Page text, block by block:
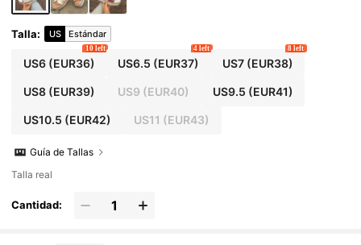
lias blancas, Ramadán
Talla: US Estándar
US6(EUR36)
10 left
US6.5 (EUR37)
4 left
US7(EUR38)
8 left
US8(EUR39) US9 (EUR40) US9.5 (EUR41)
US10.5 (EUR42) US11 (EUR43)
Guía de Tallas
Talla real
Cantidad: